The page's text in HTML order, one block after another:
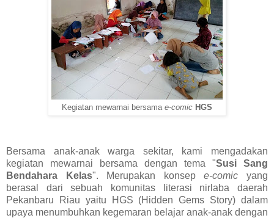
Kegiatan mewarnai bersama e-comic HGS
Bersama anak-anak warga sekitar, kami mengadakan
kegiatan mewarnai bersama dengan tema "Susi Sang
Bendahara Kelas". Merupakan konsepe-comic yang
berasal dari sebuah komunitas literasi nirlaba daerah
Pekanbaru Riau yaitu HGS (Hidden Gems Story) dalam
upaya menumbuhkan kegemaran belajar anak-anak dengan